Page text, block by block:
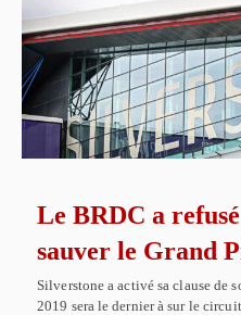
Le BRDC a
sauver le Grand
Silverstone a activé sa clause de
2019 sera le dernier à sur le